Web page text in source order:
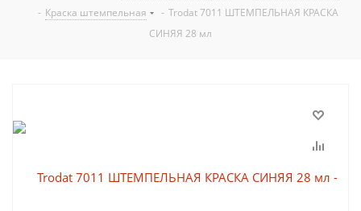
- Краска штемпельная - Trodat 7011 ШТЕМПЕЛЬНАЯ КРАСКА
СИНЯЯ 28 мл